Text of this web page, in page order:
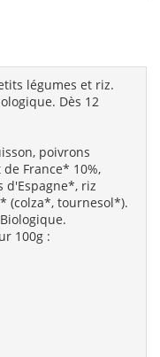
légumes et riz.
Dès 12
poivrons
France* 10%,
d'Espagne*, riz
(colza*, tournesol*).
100g :